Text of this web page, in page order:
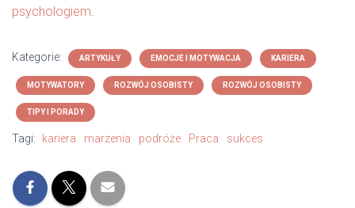
psychologiem.
Kategorie: ARTYKUŁY EMOCJE I MOTYWACJA KARIERA
MOTYWATORY ROZWÓJ OSOBISTY ROZWÓJ OSOBISTY
TIPY I PORADY
Tagi: kariera marzenia podróże Praca sukces